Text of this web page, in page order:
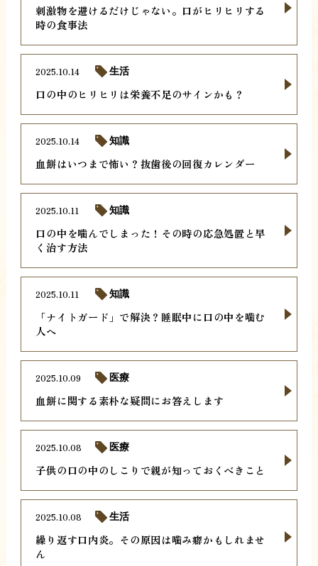
刺激物を避けるだけじゃない。口がヒリヒリする
時の食事法
口の中のヒリヒリは栄養不足のサインかも？
2025.10.14 生活
血餅はいつまで怖い？抜歯後の回復カレンダー
2025.10.14 知識
口の中を噛んでしまった！その時の応急処置と早
く治す方法
2025.10.11 知識
「ナイトガード」で解決？睡眠中に口の中を噛む
人へ
2025.10.11 知識
血餅に関する素朴な疑問にお答えします
2025.10.09 医療
子供の口の中のしこりで親が知っておくべきこと
2025.10.08 医療
繰り返す口内炎。その原因は噛み癖かもしれませ
ん
2025.10.08 生活